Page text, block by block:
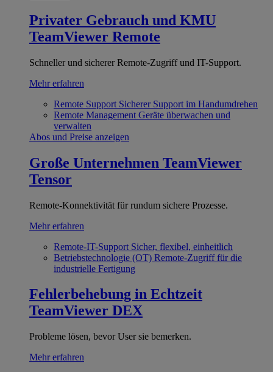
Privater Gebrauch und KMU
TeamViewer Remote
Schneller und sicherer Remote-Zugriff und IT-Support.
Mehr erfahren
Remote Support Sicherer Support im Handumdrehen
Remote Management Geräte überwachen und
verwalten
Abos und Preise anzeigen
Große Unternehmen TeamViewer
Tensor
Remote-Konnektivität für rundum sichere Prozesse.
Mehr erfahren
Remote-IT-Support Sicher, flexibel, einheitlich
Betriebstechnologie (OT) Remote-Zugriff für die
industrielle Fertigung
Fehlerbehebung in Echtzeit
TeamViewer DEX
Probleme lösen, bevor User sie bemerken.
Mehr erfahren